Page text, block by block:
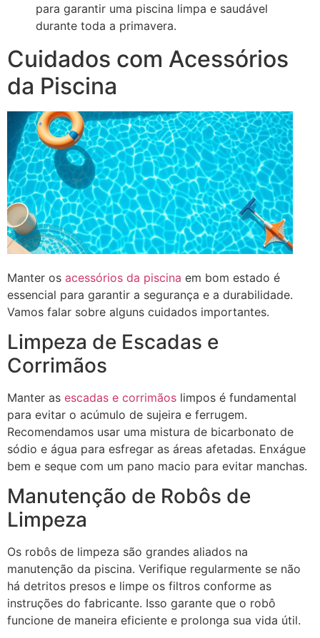
para garantir uma piscina limpa e saudável
durante toda a primavera.
Cuidados com Acessórios
da Piscina
Manter os acessórios da piscina em bom estado é
essencial para garantir a segurança e a durabilidade.
Vamos falar sobre alguns cuidados importantes.
Limpeza de Escadas e
Corrimãos
Manter as escadas e corrimãos limpos é fundamental
para evitar o acúmulo de sujeira e ferrugem.
Recomendamos usar uma mistura de bicarbonato de
sódio e água para esfregar as áreas afetadas. Enxágue
bem e seque com um pano macio para evitar manchas.
Manutenção de Robôs de
Limpeza
Os robôs de limpeza são grandes aliados na
manutenção da piscina. Verifique regularmente se não
há detritos presos e limpe os filtros conforme as
instruções do fabricante. Isso garante que o robô
funcione de maneira eficiente e prolonga sua vida útil.